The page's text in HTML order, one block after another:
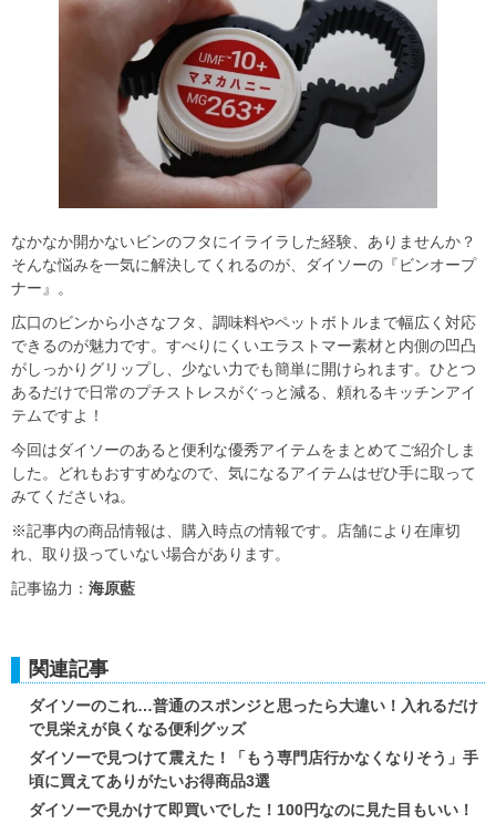
なかなか開かないビンのフタにイライラした経験、ありませんか？
そんな悩みを一気に解決してくれるのが、ダイソーの『ビンオープ
ナー』。
広口のビンから小さなフタ、調味料やペットボトルまで幅広く対応
できるのが魅力です。すべりにくいエラストマー素材と内側の凹凸
がしっかりグリップし、少ない力でも簡単に開けられます。ひとつ
あるだけで日常のプチストレスがぐっと減る、頼れるキッチンアイ
テムですよ！
今回はダイソーのあると便利な優秀アイテムをまとめてご紹介しま
した。どれもおすすめなので、気になるアイテムはぜひ手に取って
みてくださいね。
※記事内の商品情報は、購入時点の情報です。店舗により在庫切
れ、取り扱っていない場合があります。
記事協力： 海原藍
関連記事
ダイソーのこれ…普通のスポンジと思ったら大違い！入れるだけ
で見栄えが良くなる便利グッズ
ダイソーで見つけて震えた！「もう専門店行かなくなりそう」手
頃に買えてありがたいお得商品3選
ダイソーで見かけて即買いでした！100円なのに見た目もいい！